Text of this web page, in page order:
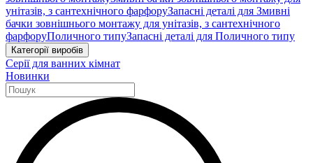
унітазів, з сантехнічного фарфоруЗапасні деталі для Змивні
бачки зовнішнього монтажу для унітазів, з сантехнічного
фарфоруПоличного типуЗапасні деталі для Поличного типу
Категорії виробів
Серії для ванних кімнат
Новинки